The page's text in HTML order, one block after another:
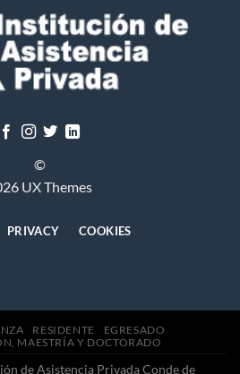
©
UX Themes
PRIVACY COOKIES
RESIDENTE
EGRESADO
MAESTRÍA Y DOCTORADO
de Asistencia Privada Conde de